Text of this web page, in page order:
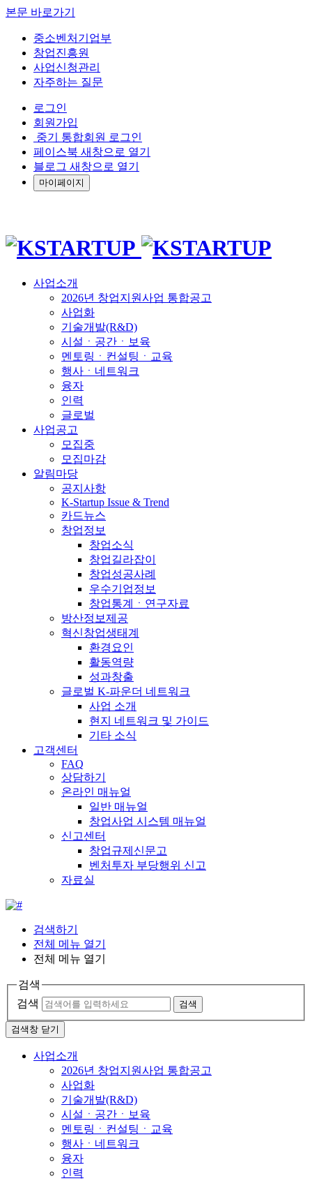
본문 바로가기
중소벤처기업부
창업진흥원
사업신청관리
자주하는 질문
로그인
회원가입
중기 통합회원 로그인
페이스북 새창으로 열기
블로그 새창으로 열기
마이페이지
사업소개
2026년 창업지원사업 통합공고
사업화
기술개발(R&D)
시설ㆍ공간ㆍ보육
멘토링ㆍ컨설팅ㆍ교육
행사ㆍ네트워크
융자
인력
글로벌
사업공고
모집중
모집마감
알림마당
공지사항
K-Startup Issue & Trend
카드뉴스
창업정보
창업소식
창업길라잡이
창업성공사례
우수기업정보
창업통계ㆍ연구자료
방산정보제공
혁신창업생태계
환경요인
활동역량
성과창출
글로벌 K-파운더 네트워크
사업 소개
현지 네트워크 및 가이드
기타 소식
고객센터
FAQ
상담하기
온라인 매뉴얼
일반 매뉴얼
창업사업 시스템 매뉴얼
신고센터
창업규제신문고
벤처투자 부당행위 신고
자료실
검색하기
전체 메뉴 열기
전체 메뉴 열기
검색
검색
검색
검색창 닫기
사업소개
2026년 창업지원사업 통합공고
사업화
기술개발(R&D)
시설ㆍ공간ㆍ보육
멘토링ㆍ컨설팅ㆍ교육
행사ㆍ네트워크
융자
인력